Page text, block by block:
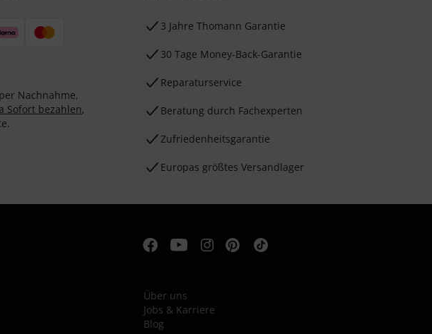
Nachnahme,
Sofort bezahlen,
3 Jahre Thomann Garantie
30 Tage Money-Back-Garantie
Reparaturservice
Beratung durch Fachexperten
Zufriedenheitsgarantie
Europas größtes Versandlager
Über uns
Jobs & Karriere
Blog